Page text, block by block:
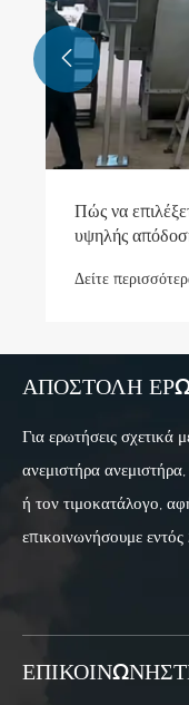
Πώς να
υψηλής
φυγόκεντρο
Δείτε

ΑΠΟΣΤΟΛΉ
Για ερωτήσεις σχετικά
ανεμιστήρα
ή τον τιμοκατάλογο,
επικοινωνήσουμε